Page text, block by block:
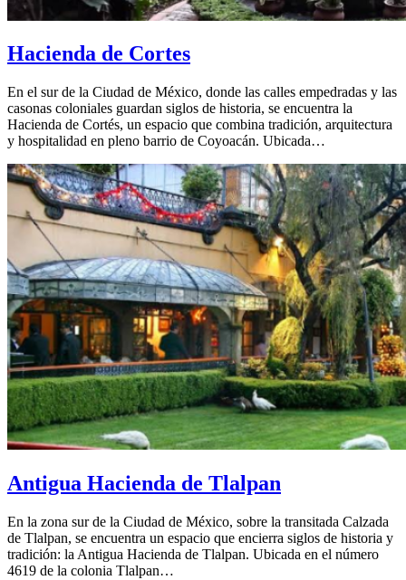
Hacienda de Cortes
En el sur de la Ciudad de México, donde las calles empedradas y las
casonas coloniales guardan siglos de historia, se encuentra la
Hacienda de Cortés, un espacio que combina tradición, arquitectura
y hospitalidad en pleno barrio de Coyoacán. Ubicada…
Antigua Hacienda de Tlalpan
En la zona sur de la Ciudad de México, sobre la transitada Calzada
de Tlalpan, se encuentra un espacio que encierra siglos de historia y
tradición: la Antigua Hacienda de Tlalpan. Ubicada en el número
4619 de la colonia Tlalpan…